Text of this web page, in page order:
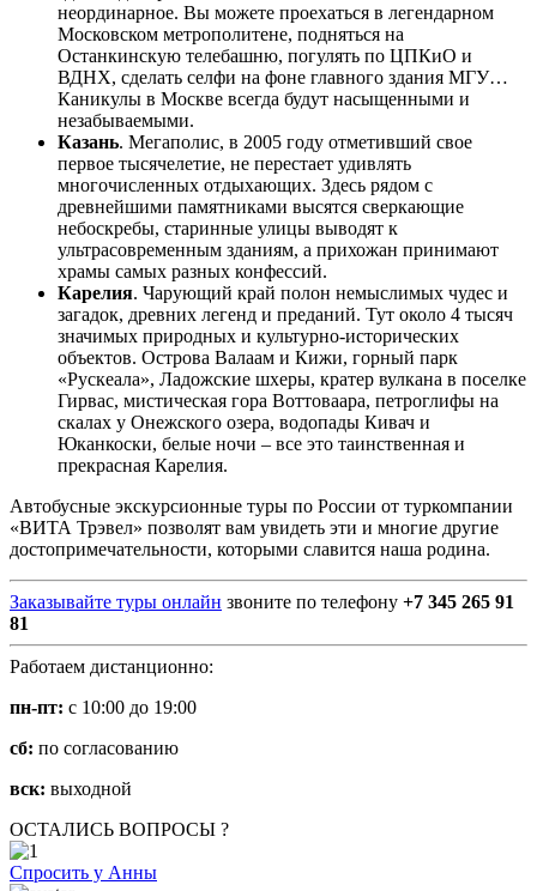
неординарное. Вы можете проехаться в легендарном
Московском метрополитене, подняться на
Останкинскую телебашню, погулять по ЦПКиО и
ВДНХ, сделать селфи на фоне главного здания МГУ…
Каникулы в Москве всегда будут насыщенными и
незабываемыми.
Казань. Мегаполис, в 2005 году отметивший свое
первое тысячелетие, не перестает удивлять
многочисленных отдыхающих. Здесь рядом с
древнейшими памятниками высятся сверкающие
небоскребы, старинные улицы выводят к
ультрасовременным зданиям, а прихожан принимают
храмы самых разных конфессий.
Карелия. Чарующий край полон немыслимых чудес и
загадок, древних легенд и преданий. Тут около 4 тысяч
значимых природных и культурно-исторических
объектов. Острова Валаам и Кижи, горный парк
«Рускеала», Ладожские шхеры, кратер вулкана в поселке
Гирвас, мистическая гора Воттоваара, петроглифы на
скалах у Онежского озера, водопады Кивач и
Юканкоски, белые ночи – все это таинственная и
прекрасная Карелия.
Автобусные экскурсионные туры по России от туркомпании
«ВИТА Трэвел» позволят вам увидеть эти и многие другие
достопримечательности, которыми славится наша родина.
Заказывайте туры онлайн звоните по телефону +7 345 265 91
81
Работаем дистанционно:
пн-пт: с 10:00 до 19:00
сб: по согласованию
вск: выходной
ОСТАЛИСЬ ВОПРОСЫ ?
Спросить у Анны